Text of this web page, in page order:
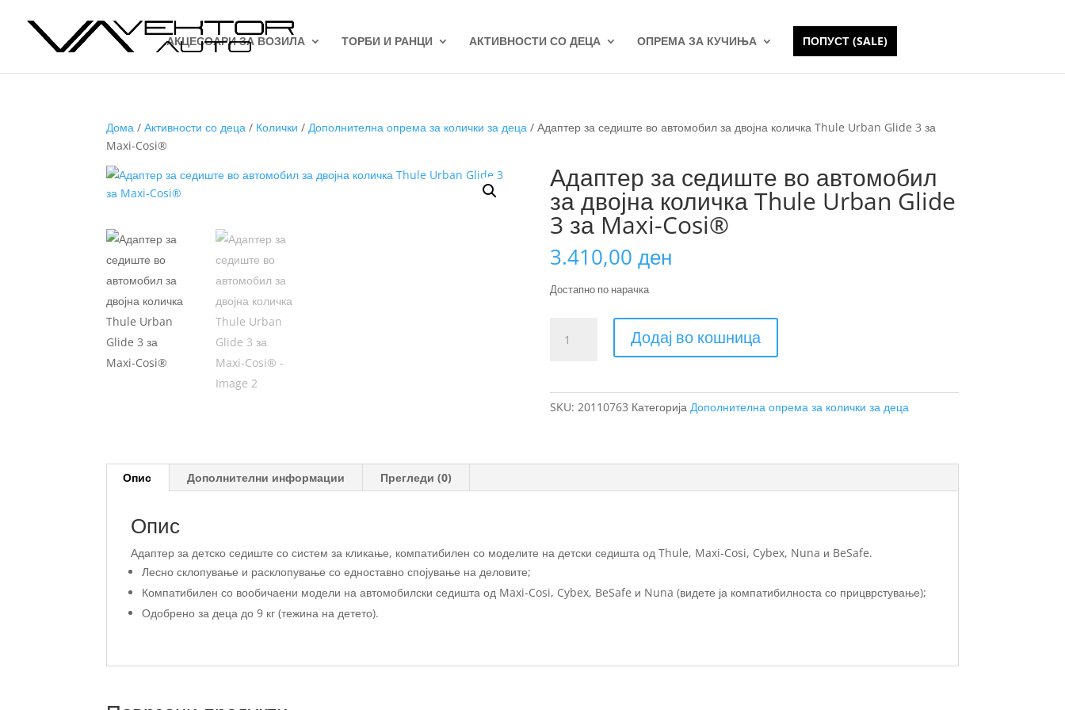
АКЦЕСОАРИ ЗА ВОЗИЛА ТОРБИ И РАНЦИ АКТИВНОСТИ СО ДЕЦА ОПРЕМА ЗА КУЧИЊА ПОПУСТ (SALE)
Дома /Активности со деца / Колички /Дополнителна опрема за колички за деца / Адаптер за седиште во автомобил за двојна количка Thule Urban Glide 3 за
Maxi-Cosi®
Адаптер за седиште во автомобил
за двојна количка Thule Urban Glide
3 за Maxi-Cosi®
3.410,00 ден
Достапно по нарачка
Urban
Maxi-
количина
Додај во кошница
SKU: 20110763 Категорија Дополнителна опрема за колички за деца
Опис Дополнителни информации Прегледи (0)
Опис
Адаптер за детско седиште со систем за кликање, компатибилен со моделите на детски седишта од Thule, Maxi-Cosi, Cybex, Nuna и BeSafe.
Лесно склопување и расклопување со едноставно спојување на деловите;
Компатибилен со вообичаени модели на автомобилски седишта од Maxi-Cosi, Cybex, BeSafe и Nuna (видете ја компатибилноста со прицврстување);
Одобрено за деца до 9 кг (тежина на детето).